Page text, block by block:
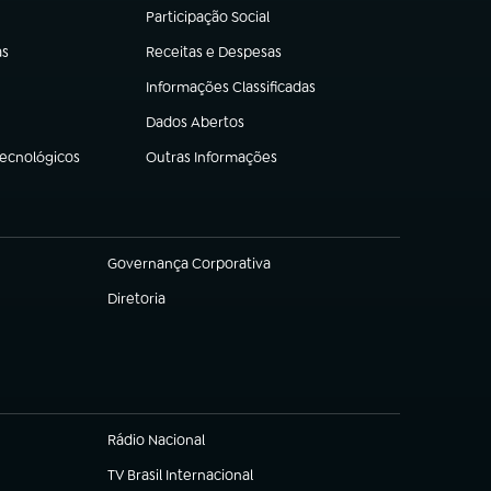
Participação Social
(abre em nova aba)
Receitas e Despesas
(abre em nova aba)
Informações Classificadas
(abre em nova aba)
Dados Abertos
(abre em nova aba)
Outras Informações
(abre em nova aba)
Governança Corporativa
(abre em nova aba)
Diretoria
(abre em nova aba)
Rádio Nacional
TV Brasil Internacional
(abre em nova aba)